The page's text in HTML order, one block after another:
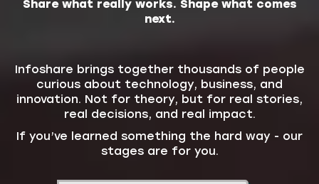
Share what really works. Shape what comes
next.
Infoshare brings together thousands of people
curious about technology, business, and
innovation. Not for theory, but for real stories,
real decisions, and real impact.
If you’ve learned something the hard way - our
stages are for you.